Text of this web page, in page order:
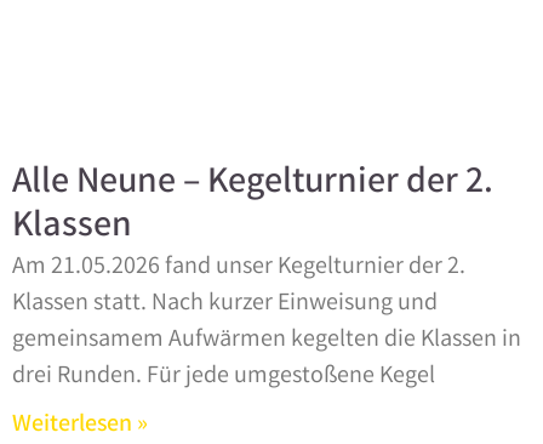
Alle Neune – Kegelturnier der 2.
Klassen
Am 21.05.2026 fand unser Kegelturnier der 2.
Klassen statt. Nach kurzer Einweisung und
gemeinsamem Aufwärmen kegelten die Klassen in
drei Runden. Für jede umgestoßene Kegel
Weiterlesen »